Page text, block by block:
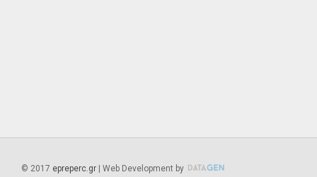
© 2017 epreperc.gr | Web Development by